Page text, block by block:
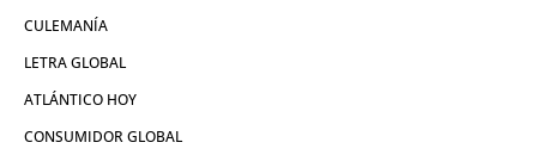
CULEMANÍA
LETRA GLOBAL
ATLÁNTICO HOY
CONSUMIDOR GLOBAL